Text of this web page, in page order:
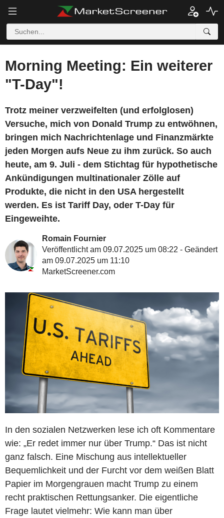
Morning Meeting: Ein weiterer
"T-Day"!
Trotz meiner verzweifelten (und erfolglosen)
Versuche, mich von Donald Trump zu entwöhnen,
bringen mich Nachrichtenlage und Finanzmärkte
jeden Morgen aufs Neue zu ihm zurück. So auch
heute, am 9. Juli - dem Stichtag für hypothetische
Ankündigungen multinationaler Zölle auf
Produkte, die nicht in den USA hergestellt
werden. Es ist Tariff Day, oder T-Day für
Eingeweihte.
Romain Fournier
Veröffentlicht am 09.07.2025 um 08:22 - Geändert
am 09.07.2025 um 11:10
MarketScreener.com
In den sozialen Netzwerken lese ich oft Kommentare
wie: „Er redet immer nur über Trump.“ Das ist nicht
ganz falsch. Eine Mischung aus intellektueller
Bequemlichkeit und der Furcht vor dem weißen Blatt
Papier im Morgengrauen macht Trump zu einem
recht praktischen Rettungsanker. Die eigentliche
Frage lautet vielmehr: Wie kann man über